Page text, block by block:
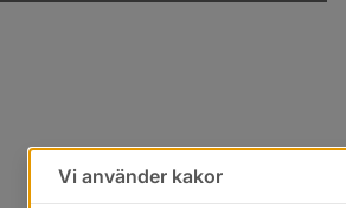
Vi använder kakor